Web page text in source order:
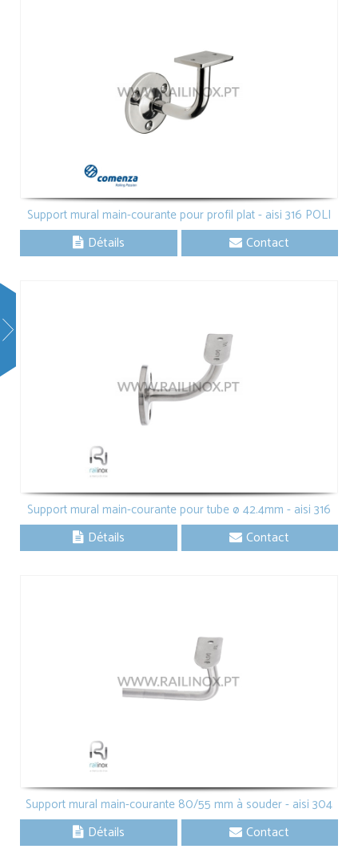
Support mural main-courante pour profil plat - aisi 316 POLI
Détails Contact
Support mural main-courante pour tube ø 42.4mm - aisi 316
Détails Contact
Support mural main-courante 80/55 mm à souder - aisi 304
Détails Contact